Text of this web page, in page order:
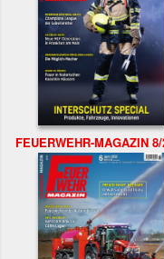
FEUERWEHR-MAGAZIN